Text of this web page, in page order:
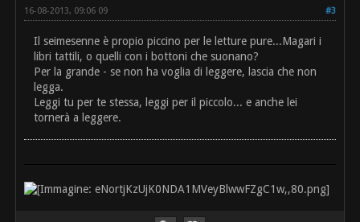
#3
16-08-2013, 09:06 09
Il seimesenne è propio piccino per le letture pure...Magari i
libri tattili, o quelli con i bottoni che suonano?
Per la grande - se non ha voglia di leggere, lascia che non
legga.
Leggi tu per te stessa, leggi per il piccolo... e anche lei
tornerà a leggere.